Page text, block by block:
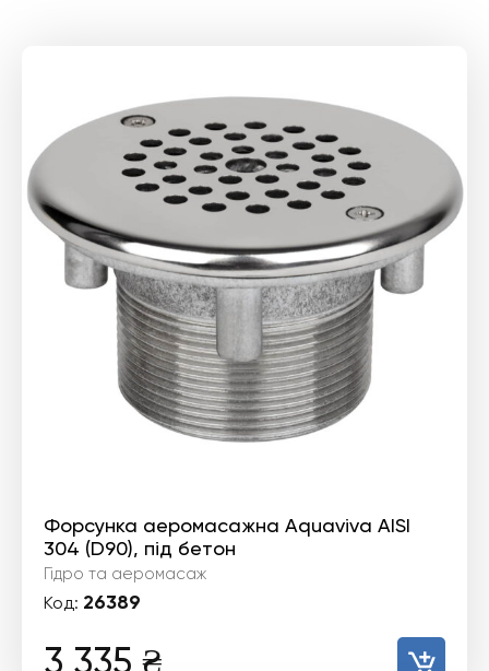
Форсунка аеромасажна Aquaviva AISI
304 (D90), під бетон
Гідро та аеромасаж
Код: 26389
3 335 ₴